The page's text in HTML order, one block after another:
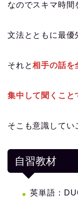
なのでスキマ時間
文法とともに最優
それと相手の話を
集中して聞くこと
そこも意識してい
自習教材
英単語：